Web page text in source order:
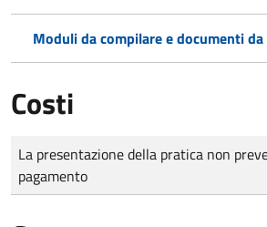
Moduli da compilare e documenti
Costi
Tipo di pagamento
Importo
La presentazione della pratica non
pagamento